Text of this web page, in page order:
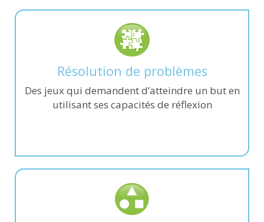
Résolution de problèmes
Des jeux qui demandent d’atteindre un but en
utilisant ses capacités de réflexion